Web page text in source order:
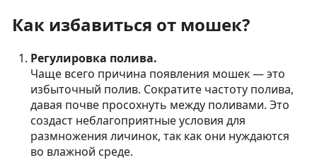
Как избавиться от мошек?
Регулировка полива.
Чаще всего причина появления мошек — это
избыточный полив. Сократите частоту полива,
давая почве просохнуть между поливами. Это
создаст неблагоприятные условия для
размножения личинок, так как они нуждаются
во влажной среде.